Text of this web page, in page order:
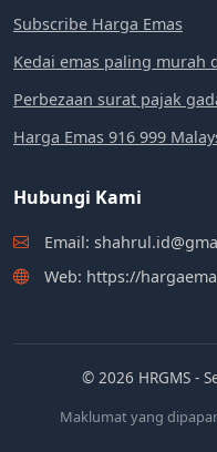
Subscribe Harga Emas
Kedai emas paling murah
Perbezaan surat pajak
Harga Emas 916 999
Hubungi Kami
Email:
Web: https://
© 2026 HRGMS -
Maklumat yang